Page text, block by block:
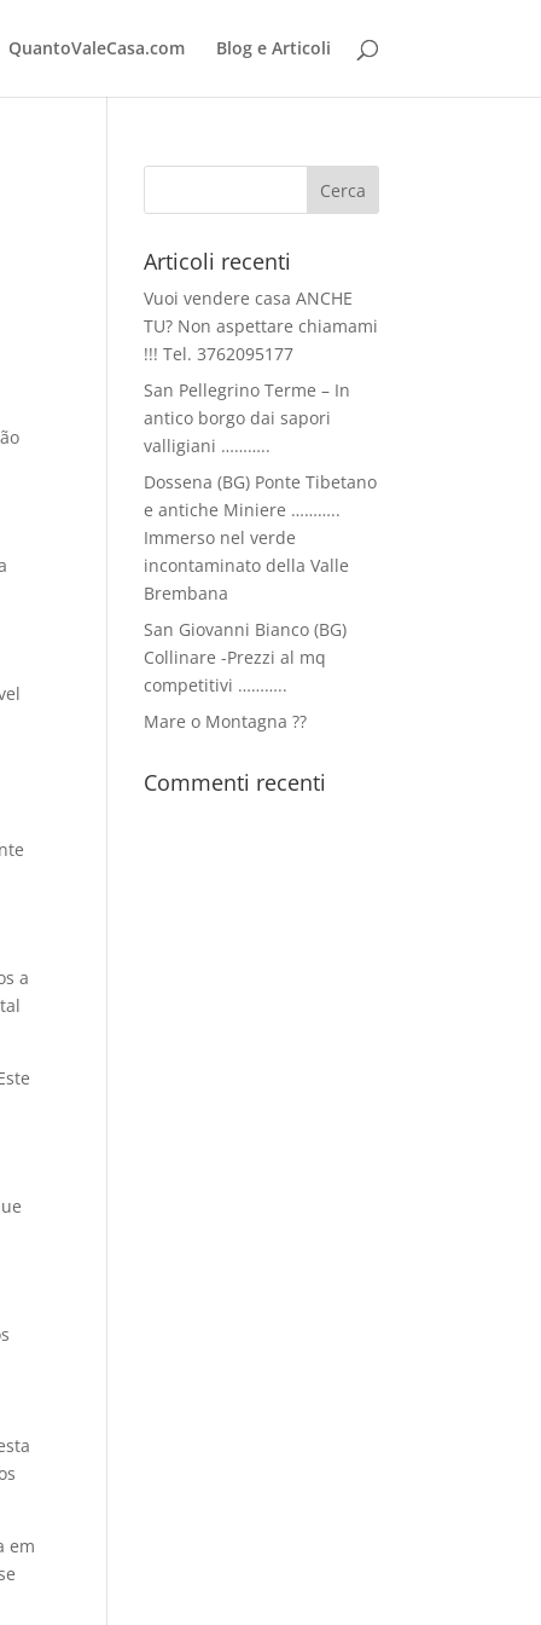
QuantoValeCasa.com Blog e Articoli
a
em
Articoli recenti
Vuoi vendere casa ANCHE
TU? Non aspettare chiamami
!!! Tel. 3762095177
San Pellegrino Terme – In
antico borgo dai sapori
valligiani ………..
Dossena (BG) Ponte Tibetano
e antiche Miniere ………..
Immerso nel verde
incontaminato della Valle
Brembana
San Giovanni Bianco (BG)
Collinare -Prezzi al mq
competitivi ………..
Mare o Montagna ??
Commenti recenti